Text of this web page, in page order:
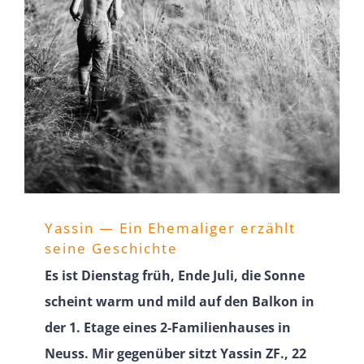
Yassin — Ein Ehema­liger erzählt
seine Geschichte
Es ist Dienstag früh, Ende Juli, die Sonne
scheint warm und mild auf den Balkon in
der 1. Etage eines 2‑Familienhauses in
Neuss. Mir gegenüber sitzt Yassin ZF., 22